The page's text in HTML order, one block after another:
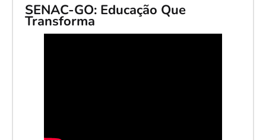
SENAC-GO: Educação Que
Transforma